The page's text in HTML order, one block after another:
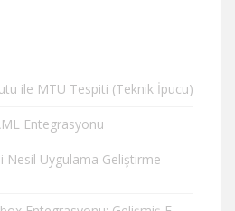
ile MTU Tespiti (Teknik İpucu)
Entegrasyonu
Nesil Uygulama Geliştirme